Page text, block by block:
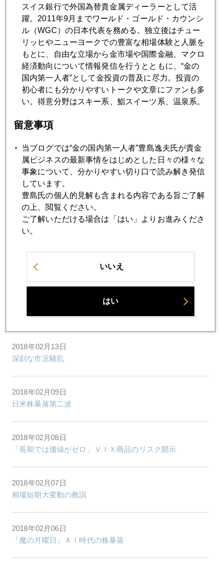
2018年02月22日
円高懸念に一石、イエレン氏の置き土産
2018年02月21日
日本人個人対海外投資家、ガチンコの戦い
2018年02月20日
金高値、米政策が起点
2018年02月19日
日本は財政破綻するのか
2018年02月16日
円高１０５円台、北朝鮮リスクで９９円説の再吟味
インフレ懸念で金急騰
2018年02月13日
深刻な市況騒乱
2018年02月09日
日米株暴落第二波
2018年02月08日
「長期では価値がゼロ」ＶＩＸ商品のリスク開示
2018年02月07日
相場短期大変動の教訓
2018年02月06日
「魔の月曜日」ＡＩ時代の株暴落
スイス銀行で外国為替貴金属ディーラーとして活
躍。2011年9月までワールド・ゴールド・カウンシ
ル（WGC）の日本代表を務める。独立後はチュー
リッヒやニューヨークでの豊富な相場体験と人脈を
もとに、自由な立場から金市場や国際金融、マクロ
経済動向について情報発信を行うとともに、“金の
国内第一人者”として金投資の普及に尽力。投資の
初心者にも分かりやすいトークや文章にファンも多
い。得意分野はスキー系、鮨スイーツ系、温泉系。
留意事項
当ブログでは“金の国内第一人者”豊島逸夫氏が貴金
属ビジネスの最新事情をはじめとした日々の様々な
事象について、分かりやすい切り口で読み解き発信
しています。
豊島氏の個人的見解も含まれる内容である旨ご了解
の上、閲覧ください。
ご了解いただける場合は「はい」よりお進みくださ
い。
いいえ
はい